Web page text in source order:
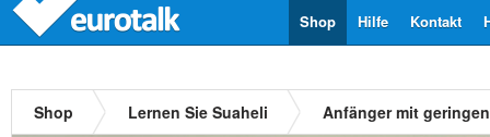
Kontakt
Hilfe
Shop
Shop Lernen Sie Suaheli Anfänger mit